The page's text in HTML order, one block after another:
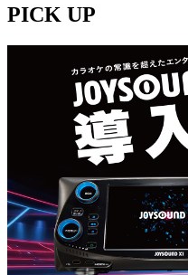
PICK UP